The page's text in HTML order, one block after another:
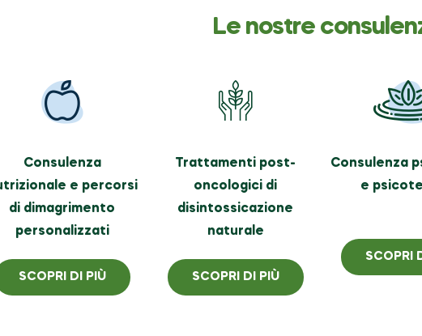
Le nostre
Consulenza
e percorsi
di dimagrimento
personalizzati
SCOPRI DI PIÙ
Trattamenti post-
oncologici di
disintossicazione
naturale
SCOPRI DI PIÙ
Consulenza
e
SCOPRI